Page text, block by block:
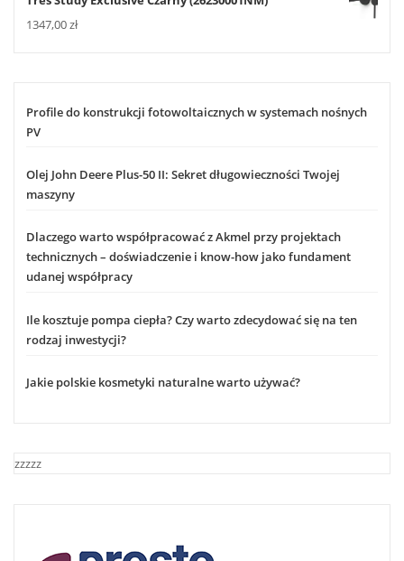
1347,00zł
Profile do konstrukcji fotowoltaicznych w systemach nośnych
PV
Olej John Deere Plus-50 II: Sekret długowieczności Twojej
maszyny
Dlaczego warto współpracować z Akmel przy projektach
technicznych – doświadczenie i know-how jako fundament
udanej współpracy
Ile kosztuje pompa ciepła? Czy warto zdecydować się na ten
rodzaj inwestycji?
Jakie polskie kosmetyki naturalne warto używać?
zzzzz